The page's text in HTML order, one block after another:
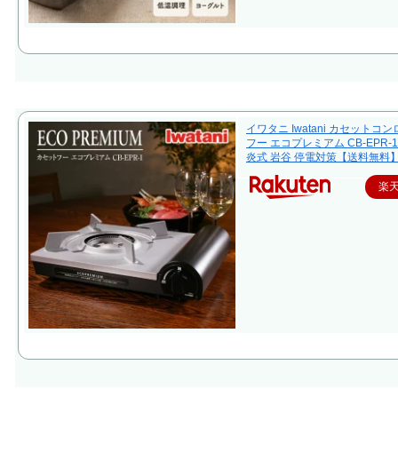
イワタニ Iwatani カセットコン
フー エコプレミアム CB-EPR-
炎式 岩谷 停電対策【送料無料
楽